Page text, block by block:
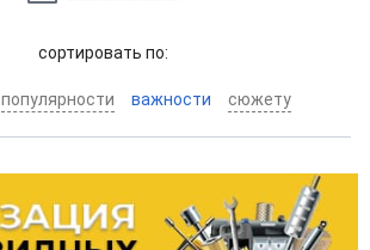
cортировать по:
популярности важности сюжету